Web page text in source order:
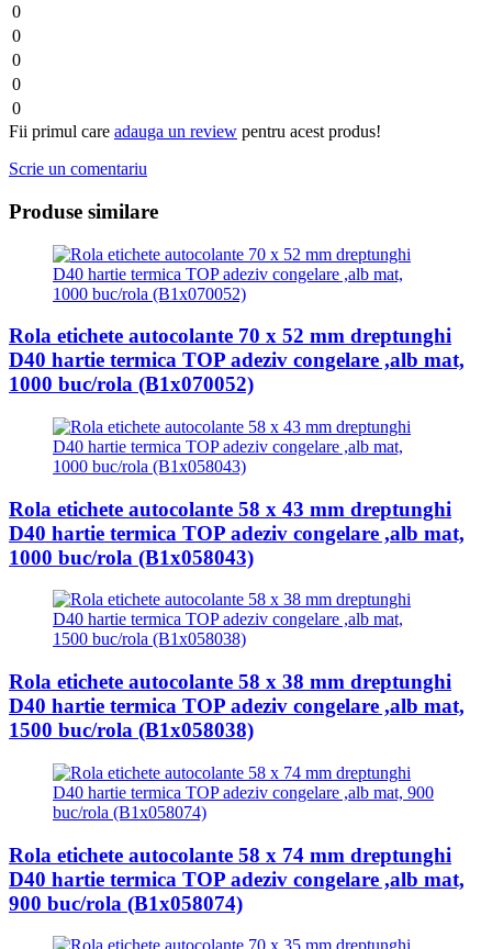
0
0
0
0
0
Fii primul care adauga un review pentru acest produs!
Scrie un comentariu
Produse similare
Rola etichete autocolante 70 x 52 mm dreptunghi
D40 hartie termica TOP adeziv congelare ,alb mat,
1000 buc/rola (B1x070052)
Rola etichete autocolante 58 x 43 mm dreptunghi
D40 hartie termica TOP adeziv congelare ,alb mat,
1000 buc/rola (B1x058043)
Rola etichete autocolante 58 x 38 mm dreptunghi
D40 hartie termica TOP adeziv congelare ,alb mat,
1500 buc/rola (B1x058038)
Rola etichete autocolante 58 x 74 mm dreptunghi
D40 hartie termica TOP adeziv congelare ,alb mat,
900 buc/rola (B1x058074)